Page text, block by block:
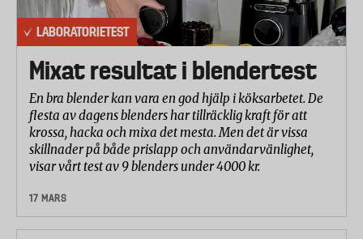
LABORATORIETEST
Mixat resultat i blendertest
En bra blender kan vara en god hjälp i köksarbetet. De
flesta av dagens blenders har tillräcklig kraft för att
krossa, hacka och mixa det mesta. Men det är vissa
skillnader på både prislapp och användarvänlighet,
visar vårt test av 9 blenders under 4000 kr.
17 MARS